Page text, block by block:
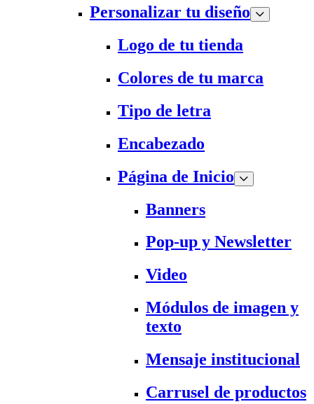
Personalizar tu diseño
Logo de tu tienda
Colores de tu marca
Tipo de letra
Encabezado
Página de Inicio
Banners
Pop-up y Newsletter
Video
Módulos de imagen y
texto
Mensaje institucional
Carrusel de productos